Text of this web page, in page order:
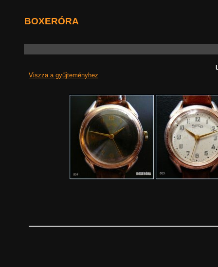
BOXERÓRA
Viszza a gyűjteményhez